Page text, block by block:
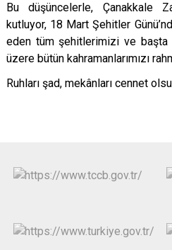
Bu düşüncelerle, Çanakkale
kutluyor, 18 Mart Şehitler
eden tüm şehitlerimizi ve
üzere bütün kahramanlarımızı
Ruhları şad, mekânları cennet